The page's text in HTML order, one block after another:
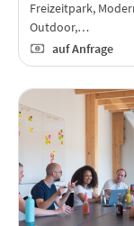
Freizeitpark,
Outdoor,…
auf Anfrage